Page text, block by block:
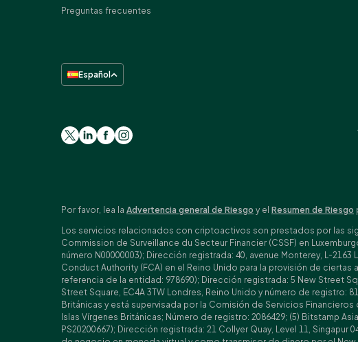
Preguntas frecuentes
Español
Por favor, lea la Advertencia general de Riesgo y el Resumen de Riesgo
Los servicios relacionados con criptoactivos son prestados por las
Commission de Surveillance du Secteur Financier (CSSF) en
número N00000003); Dirección registrada: 40, avenue Monterey, L-
Conduct Authority (FCA) en el Reino Unido para la provisión de
referencia de la entidad: 978690); Dirección registrada: 5 New Street
Street Square, EC4A 3TW Londres, Reino Unido y número de
Británicas y está supervisada por la Comisión de Servicios
Islas Vírgenes Británicas; Número de registro: 2086429; (5) Bitstamp
PS20200667); Dirección registrada: 21 Collyer Quay, Level 11,